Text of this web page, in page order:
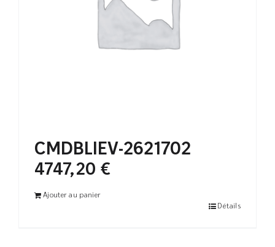
CMDBLIEV-2621702
4747,20 €
Ajouter au panier
Détails